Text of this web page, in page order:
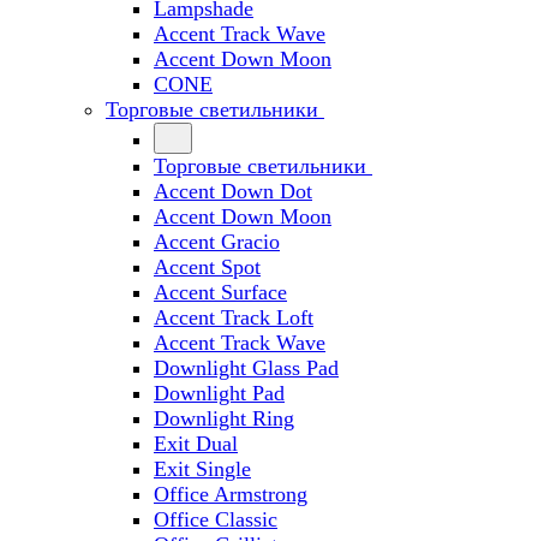
Lampshade
Accent Track Wave
Accent Down Moon
CONE
Торговые светильники
Торговые светильники
Accent Down Dot
Accent Down Moon
Accent Gracio
Accent Spot
Accent Surface
Accent Track Loft
Accent Track Wave
Downlight Glass Pad
Downlight Pad
Downlight Ring
Exit Dual
Exit Single
Office Armstrong
Office Classic